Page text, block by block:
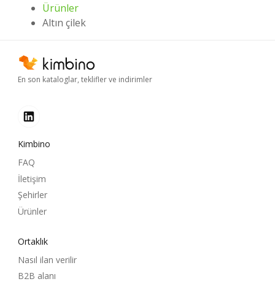
Ürünler
Altın çilek
En son kataloglar, teklifler ve indirimler
Kimbino
FAQ
İletişim
Şehirler
Ürünler
Ortaklık
Nasıl ilan verilir
B2B alanı